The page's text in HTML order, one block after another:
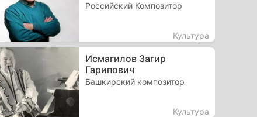
Российский Композитор
Культура
Исмагилов Загир
Гарипович
Башкирский композитор
Культура